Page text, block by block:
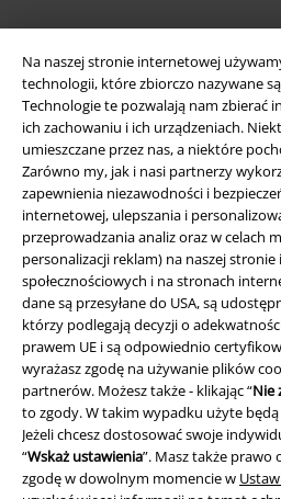
Na naszej stronie internetowej
technologii, które zbiorczo nazywane
Technologie te pozwalają nam zbierać
ich zachowaniu i ich urządzeniach.
umieszczane przez nas, a niektóre
Zarówno my, jak i nasi partnerzy
zapewnienia niezawodności i
internetowej, ulepszania i
przeprowadzania analiz oraz w celach
personalizacji reklam) na naszej
społecznościowych i na stronach
dane są przesyłane do USA, są
którzy podlegają decyzji o
prawem UE i są odpowiednio
wyrażasz zgodę na używanie plików
partnerów. Możesz także - klikając “Nie
to zgody. W takim wypadku użyte
Jeżeli chcesz dostosować swoje
“Wskaż ustawienia”. Masz także prawo
zgodę w dowolnym momencie w
Informacje prawne
Regulamin
Dane firmy
Polityka prywatności
Unieszkodliwianie odpadów i ochrona
Deklaracja Zgodności